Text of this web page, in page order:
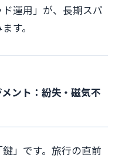
運用」が、長期スパ
す。
ント：紛失・磁気不
」です。旅行の直前